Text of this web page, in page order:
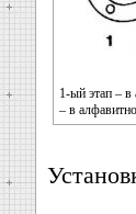
1-ый этап – в
– в